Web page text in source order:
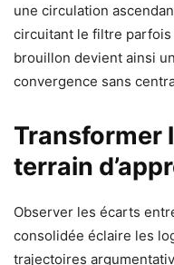
une circulation
circuitant le filtre
brouillon devient ainsi
convergence sans
Transformer
terrain
Observer les écarts
consolidée éclaire les
trajectoires